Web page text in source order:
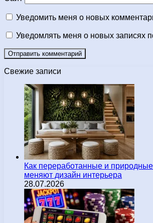
Уведомить меня о новых
Уведомлять меня о новых записях
Свежие записи
Как переработанные и
меняют дизайн интерьера
28.07.2026